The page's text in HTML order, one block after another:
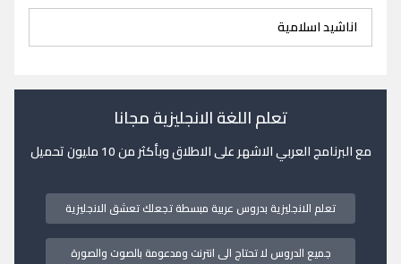
اناشيد اسلامية
تعلم اللغة الانجليزية مجانا
مع البرنامج العربي الاشهر على الاطلاق وبأكثر من 10 مليون تحميل
تعلم الانجليزية بدروس عربية مبسطة تجعلك تعشق الانجليزية
جميع الدروس لا تحتاج الى انترنت ومدعومة بالصوت والصورة